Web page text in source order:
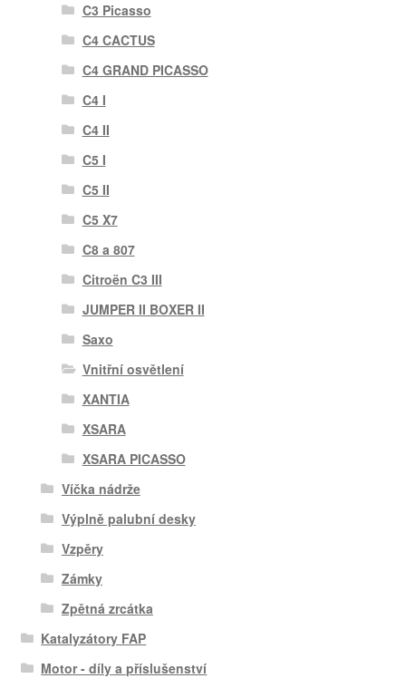
C3 Picasso
C4 CACTUS
C4 GRAND PICASSO
C4 I
C4 II
C5 I
C5 II
C5 X7
C8 a 807
Citroën C3 III
JUMPER II BOXER II
Saxo
Vnitřní osvětlení
XANTIA
XSARA
XSARA PICASSO
Víčka nádrže
Výplně palubní desky
Vzpěry
Zámky
Zpětná zrcátka
Katalyzátory FAP
Motor - díly a příslušenství